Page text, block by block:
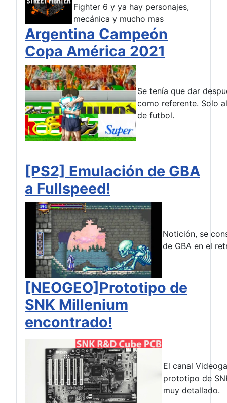
Fighter 6 y ya hay personajes,
mecánica y mucho mas
Argentina Campeón
Copa América 2021
Se tenía que dar
como referente. Solo
de futbol.
[PS2] Emulación de GBA
a Fullspeed!
Notición, se
de GBA en el
[NEOGEO]Prototipo de
SNK Millenium
encontrado!
El canal
prototipo de
muy detallado.